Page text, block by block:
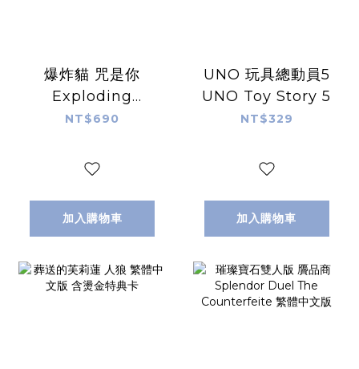
爆炸貓 咒是你
Exploding
Kittens Curse
NT$690
加入購物車
UNO 玩具總動員5
UNO Toy Story 5
NT$329
加入購物車